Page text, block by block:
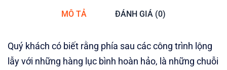
MÔ TẢ ĐÁNH GIÁ (0)
Quý khách có biết rằng phía sau các công trình lộng
lẫy với những hàng lục bình hoàn hảo, là những chuỗi